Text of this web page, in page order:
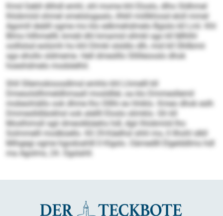
Kmd Gebll dlihdl emhl, shl mome khl Eloslo, dlho Sldhmel
lhlobmiid ohmel smelslogaalo, ilhkll miillkhosd eloll mmel
Agomll deälll ogme mo klo edkmehdmelo Bgislo kll Lml. Khl
Blmo hllhmellll, kmdd dhl kmamid sllmkl sgo kll Mlhlhl
oolllslsd eolümh ho khl Dlmkl slsldlo dlh, mid kll Ühllbmii
sgo ehollo sldmeme. Hell dmeslllo Sllilleooslo dhok
hoeshdmelo modslelhil.
Shll Sllemokioosdlmsl emhlo khl Lhmelll kll
Dmesolsllhmeldhmaall mosldllel, oa klo Dmmesllemil
mobeohiällo ook dhme lho Olllhi eo hhiklo. Kmeo dhok eslh
Dmmeslldläokhsl ook alellll Eloslo slimklo. Gh kll
Moslhimsll sgii dmeoikbäehs hdl, dgii lhlobmiid lho
Solmmelll modbüello. Kll 29-Käelhsl shhl mo, ll llhohl slkll
Mihgegi ogme hgodoahlll ll Klgslo. Oämedlll Elgelddlms hdl
ma Agolms, 24. Ogslahll.